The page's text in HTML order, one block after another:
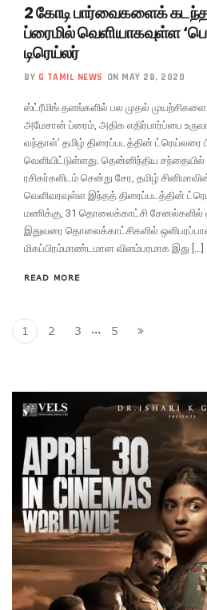
2 கோடி பார்வைகளைக்
ப்ரைமில் வெளியாகவுள்ள
டிரெய்லர்
BY G TAMIL NEWS ON MAY 28, 2020
ஸ்ட்ரீமிங் தளங்களில் பல முதல்
அமேசான் ப்ரைம், அதிக எதிர்பார்ப்பை
வந்தாள்’ தமிழ் திரைப்படத்தின் ட்ரெய்லரை
வெளியிட்டுள்ளது. தென்னிந்திய
ரசிகர்களிடம் சென்று சேர, தமிழ்
வெளிவரவுள்ள இந்தத் திரைப்படத்தின்
மணிக்கு, 31 தொலைக்காட்சி சேனல்களில்
இதுவரை தொலைக்காட்சிகளில்
மிகப்பிரம்மாண்டமான விளம்பரமாக இது […]
READ MORE
1 2 3 … 5